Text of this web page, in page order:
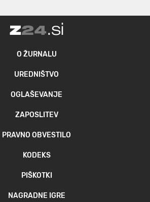
O ŽURNALU
UREDNIŠTVO
OGLAŠEVANJE
ZAPOSLITEV
PRAVNO OBVESTILO
KODEKS
PIŠKOTKI
NAGRADNE IGRE